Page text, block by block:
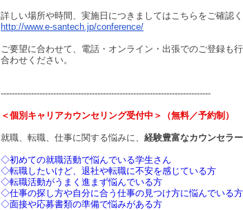
詳しい場所や時間、実施日につきましてはこちらをご確認く
http://www.e-santech.jp/conference/
ご要望に合わせて、電話・オンライン・出張でのご登録も
合わせください。
----------------------------------------------------------------------------
＜個別キャリアカウンセリング受付中＞（無料／予約制）
就職、転職、仕事に関する悩みに、 経験豊富なカウンセラー
◇初めての就職活動で悩んでいる学生さん
◇転職したいけど、退社や転職に不安を感じている方
◇転職活動がうまく進まず悩んでいる方
◇仕事の探し方や自分に合う仕事の見つけ方に悩んでいる方
◇面接や応募書類の準備で悩みがある方